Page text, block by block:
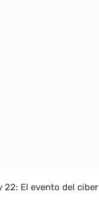
22: El evento del